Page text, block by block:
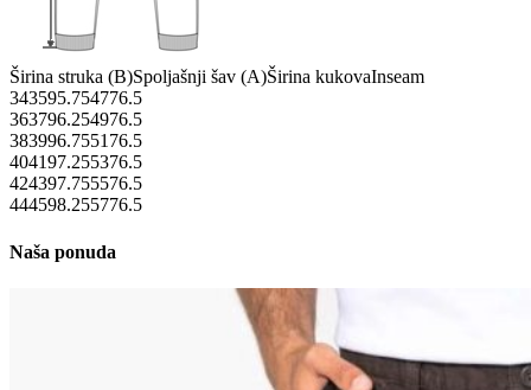
Širina struka (B)Spoljašnji šav (A)Širina kukovaInseam
343595.754776.5
363796.254976.5
383996.7551 76.5
404197.255376.5
424397.755576.5
444598.255776.5
Naša ponuda